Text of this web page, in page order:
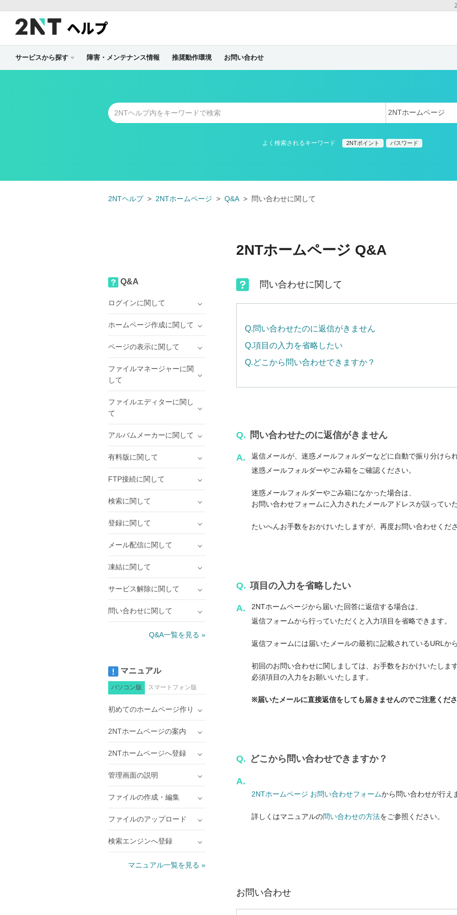
ヘルプ
サービスから探す 障害・メンテナンス情報 推奨動作環境 お問い合わせ
よく検索されるキーワード 2NTポイント パスワード
2NTヘルプ 2NTホームページ Q&A 問い合わせに関して
2NTホームページ Q&A
問い合わせに関して
Q.問い合わせたのに返信がきません
Q.項目の入力を省略したい
Q.どこから問い合わせできますか？
Q. 問い合わせたのに返信がきません
A.
返信メールが、迷惑メールフォルダーなどに自動で振り分けら
迷惑メールフォルダーやごみ箱をご確認ください。
迷惑メールフォルダーやごみ箱になかった場合は、
お問い合わせフォームに入力されたメールアドレスが誤ってい
たいへんお手数をおかけいたしますが、再度お問い合わせくださ
Q. 項目の入力を省略したい
A.
2NTホームページから届いた回答に返信する場合は、
返信フォームから行っていただくと入力項目を省略できます。
返信フォームには届いたメールの最初に記載されているURLか
初回のお問い合わせに関しましては、お手数をおかけいたしま
必須項目の入力をお願いいたします。
※届いたメールに直接返信をしても届きませんのでご注意くださ
Q. どこから問い合わせできますか？
A.
2NTホームページ お問い合わせフォームから問い合わせが行え
詳しくはマニュアルの問い合わせの方法をご参照ください。
お問い合わせ
Q&A
ログインに関して
ホームページ作成に関して
ページの表示に関して
ファイルマネージャーに関
して
ファイルエディターに関し
て
アルバムメーカーに関して
有料版に関して
FTP接続に関して
検索に関して
登録に関して
メール配信に関して
凍結に関して
サービス解除に関して
問い合わせに関して
Q&A一覧を見る »
マニュアル
パソコン版 スマートフォン版
初めてのホームページ作り
2NTホームページの案内
2NTホームページへ登録
管理画面の説明
ファイルの作成・編集
ファイルのアップロード
検索エンジンへ登録
マニュアル一覧を見る »